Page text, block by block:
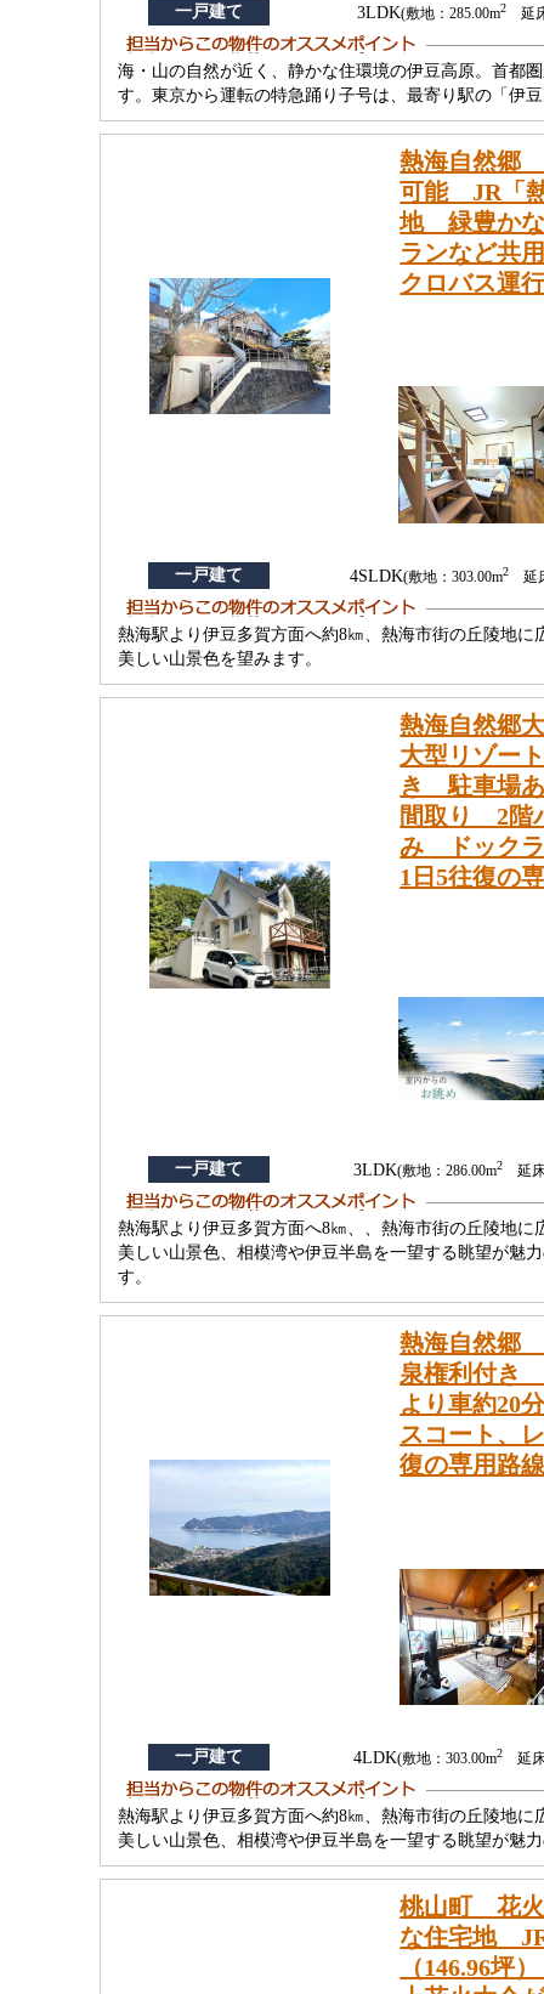
一戸建て 3LDK(敷地：285.00m2 延
海・山の自然が近く、静かな住環境の伊豆高原。首都
す。東京から運転の特急踊り子号は、最寄り駅の「伊
熱海自然郷
可能 JR「
地 緑豊かな
ランなど共
クロバス運
一戸建て 4SLDK(敷地：303.00m2延床
熱海駅より伊豆多賀方面へ約8㎞、熱海市街の丘陵地
美しい山景色を望みます。
熱海自然郷
大型リゾー
き 駐車場
間取り 2階
み ドックラ
1日5往復の
一戸建て 3LDK(敷地：286.00m2 延床
熱海駅より伊豆多賀方面へ8㎞、、熱海市街の丘陵地
美しい山景色、相模湾や伊豆半島を一望する眺望が魅
す。
熱海自然郷
泉権利付き
より車約20
スコート、
復の専用路
一戸建て 4LDK(敷地：303.00m2 延床
熱海駅より伊豆多賀方面へ約8㎞、熱海市街の丘陵地
美しい山景色、相模湾や伊豆半島を一望する眺望が魅
桃山町 花
な住宅地
（146.96